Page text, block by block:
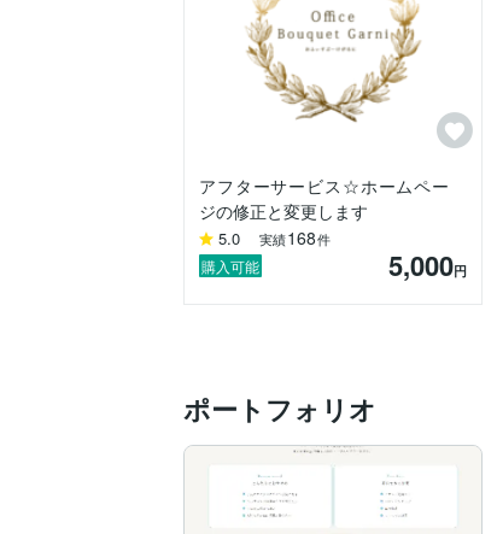
作成したホームページはサービス
専用マニュアルを無料で作成してお
「以前のホームページは値段の変
ら特に好評です。
1件ずつ丁寧に対応させて頂きます。
新しく会社を立ち上げる、独立す
ホームページのデザインやで集客力
集客できるホームページを作りま
過去にホームページをリニューア
お気軽にお問い合わせください。
アフターサービス☆ホームペー
ジの修正と変更します
5.0 実績168件
購入可能 5,000円
ポートフォリオ